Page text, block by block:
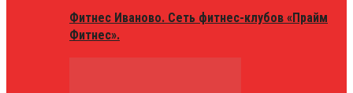
Фитнес Иваново. Сеть фитнес-клубов «Прайм
Фитнес».